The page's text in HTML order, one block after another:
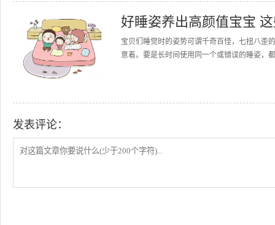
好睡姿养出高颜值宝宝
宝贝们睡觉时的姿势可谓千奇百怪，七扭八歪
意着。要是长时间使用同一个或错误的睡姿，
发表评论：